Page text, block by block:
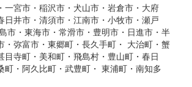
一宮市・稲沢市・犬山市・岩倉市・大府
日井市・清須市・江南市・小牧市・瀬戸
市・東海市・常滑市・豊明市・日進市・半
・弥富市・東郷町・長久手町・ 大治町・蟹
目寺町・美和町・飛島村・豊山町・春日
町・阿久比町・武豊町・ 東浦町・南知多